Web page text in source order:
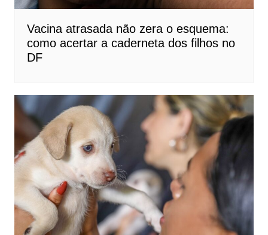
Vacina atrasada não zera o esquema:
como acertar a caderneta dos filhos no
DF